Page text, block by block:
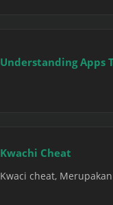
Understanding Apps
Kwachi Cheat
Kwaci cheat,